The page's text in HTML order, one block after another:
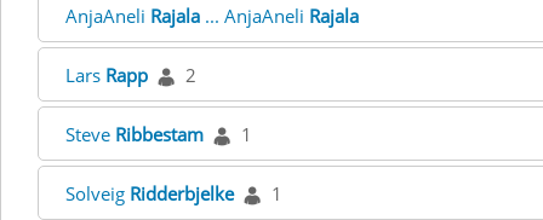
AnjaAneli Rajala ... AnjaAneli Rajala
Lars Rapp 2
Steve Ribbestam 1
Solveig Ridderbjelke 1